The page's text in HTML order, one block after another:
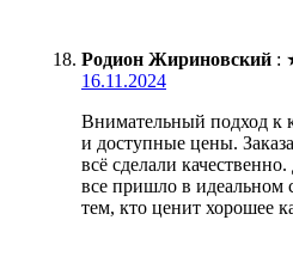
Родион Жириновский :
16.11.2024
Внимательный подход к
и доступные цены.
всё сделали
все пришло в идеальном
тем, кто ценит хорошее